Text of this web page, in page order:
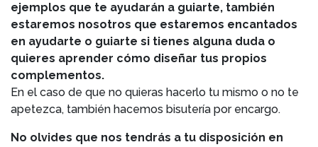
ejemplos que te ayudarán a guiarte, también
estaremos nosotros que estaremos encantados
en ayudarte o guiarte si tienes alguna duda o
quieres aprender cómo diseñar tus propios
complementos.
En el caso de que no quieras hacerlo tu mismo o no te
apetezca, también hacemos bisutería por encargo.
No olvides que nos tendrás a tu disposición en